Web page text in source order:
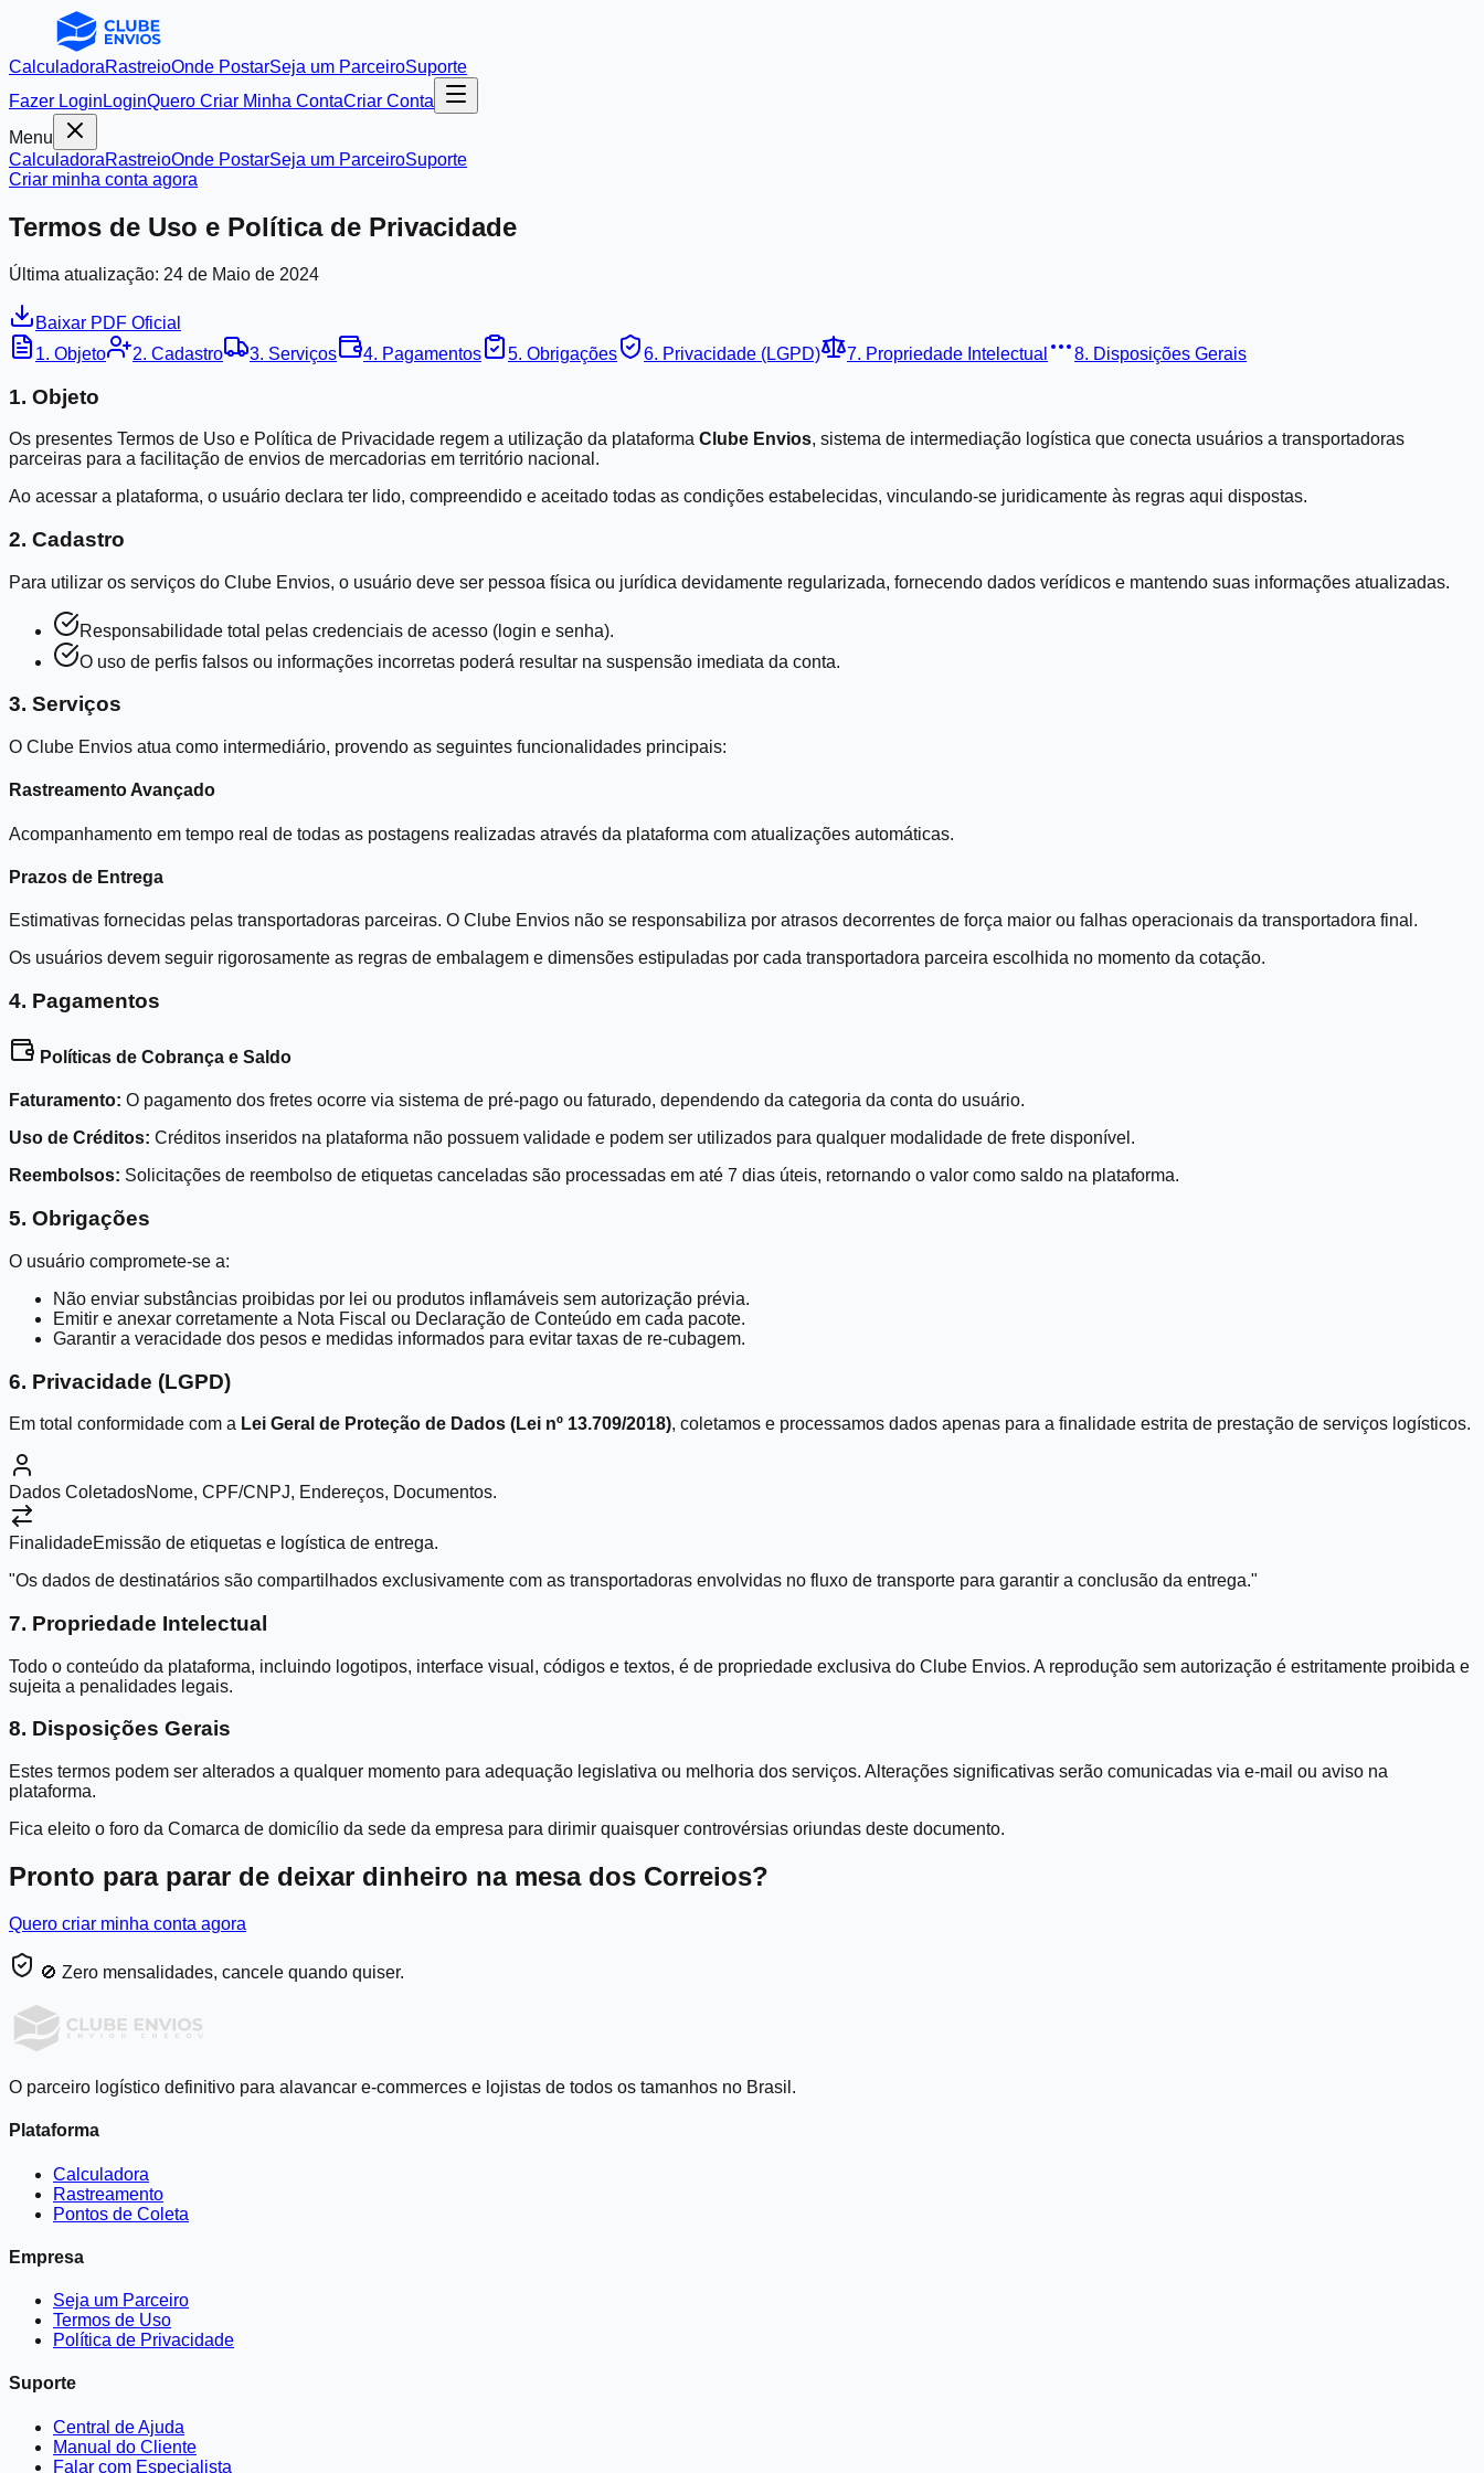
CalculadoraRastreioOnde PostarSeja um ParceiroSuporte
Fazer Login LoginQuero Criar Minha ContaCriar Conta
Menu
CalculadoraRastreioOnde PostarSeja um ParceiroSuporte
Criar minha conta agora
Termos de Uso e Política de Privacidade
Última atualização: 24 de Maio de 2024
Baixar PDF Oficial
1. Objeto
2. Cadastro 3. Serviços 4. Pagamentos 5. Obrigações 6. Privacidade (LGPD) 7. Propriedade Intelectual 8. Disposições Gerais
1. Objeto
Os presentes Termos de Uso e Política de Privacidade regem a utilização da plataforma Clube Envios, sistema de intermediação logística que conecta usuários a transportadoras
parceiras para a facilitação de envios de mercadorias em território nacional.
Ao acessar a plataforma, o usuário declara ter lido, compreendido e aceitado todas as condições estabelecidas, vinculando-se juridicamente às regras aqui dispostas.
2. Cadastro
Para utilizar os serviços do Clube Envios, o usuário deve ser pessoa física ou jurídica devidamente regularizada, fornecendo dados verídicos e mantendo suas informações atualizadas.
Responsabilidade total pelas credenciais de acesso (login e senha).
O uso de perfis falsos ou informações incorretas poderá resultar na suspensão imediata da conta.
3. Serviços
O Clube Envios atua como intermediário, provendo as seguintes funcionalidades principais:
Rastreamento Avançado
Acompanhamento em tempo real de todas as postagens realizadas através da plataforma com atualizações automáticas.
Prazos de Entrega
Estimativas fornecidas pelas transportadoras parceiras. O Clube Envios não se responsabiliza por atrasos decorrentes de força maior ou falhas operacionais da transportadora final.
Os usuários devem seguir rigorosamente as regras de embalagem e dimensões estipuladas por cada transportadora parceira escolhida no momento da cotação.
4. Pagamentos
Políticas de Cobrança e Saldo
Faturamento: O pagamento dos fretes ocorre via sistema de pré-pago ou faturado, dependendo da categoria da conta do usuário.
Uso de Créditos: Créditos inseridos na plataforma não possuem validade e podem ser utilizados para qualquer modalidade de frete disponível.
Reembolsos: Solicitações de reembolso de etiquetas canceladas são processadas em até 7 dias úteis, retornando o valor como saldo na plataforma.
5. Obrigações
O usuário compromete-se a:
Não enviar substâncias proibidas por lei ou produtos inflamáveis sem autorização prévia.
Emitir e anexar corretamente a Nota Fiscal ou Declaração de Conteúdo em cada pacote.
Garantir a veracidade dos pesos e medidas informados para evitar taxas de re-cubagem.
6. Privacidade (LGPD)
Em total conformidade com a Lei Geral de Proteção de Dados (Lei nº 13.709/2018), coletamos e processamos dados apenas para a finalidade estrita de prestação de serviços logísticos.
Dados ColetadosNome, CPF/CNPJ, Endereços, Documentos.
FinalidadeEmissão de etiquetas e logística de entrega.
"Os dados de destinatários são compartilhados exclusivamente com as transportadoras envolvidas no fluxo de transporte para garantir a conclusão da entrega."
7. Propriedade Intelectual
Todo o conteúdo da plataforma, incluindo logotipos, interface visual, códigos e textos, é de propriedade exclusiva do Clube Envios. A reprodução sem autorização é estritamente proibida e
sujeita a penalidades legais.
8. Disposições Gerais
Estes termos podem ser alterados a qualquer momento para adequação legislativa ou melhoria dos serviços. Alterações significativas serão comunicadas via e-mail ou aviso na
plataforma.
Fica eleito o foro da Comarca de domicílio da sede da empresa para dirimir quaisquer controvérsias oriundas deste documento.
Pronto para parar de deixar dinheiro na mesa dos Correios?
Quero criar minha conta agora
🚫 Zero mensalidades, cancele quando quiser.
O parceiro logístico definitivo para alavancar e-commerces e lojistas de todos os tamanhos no Brasil.
Plataforma
Calculadora
Rastreamento
Pontos de Coleta
Empresa
Seja um Parceiro
Termos de Uso
Política de Privacidade
Suporte
Central de Ajuda
Manual do Cliente
Falar com Especialista